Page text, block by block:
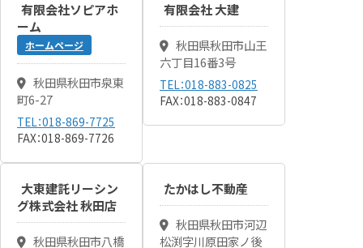
有限会社ソピアホ
ーム
ホームページ
秋田県秋田市泉東
町6-27
TEL：018-869-7725
FAX：018-869-7726
有限会社 大建
秋田県秋田市山王
六丁目16番3号
TEL：018-883-0825
FAX：018-883-0847
大東建託リーシン
グ株式会社 秋田店
秋田県秋田市八橋
たかはし不動産
秋田県秋田市河辺
松渕字川原田家ノ後